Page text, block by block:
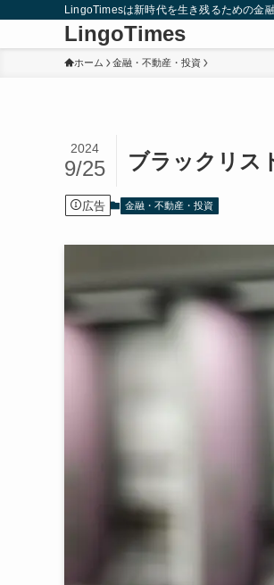
LingoTimesは新時代を生き残るための金
LingoTimes
ホーム 金融・不動産・投資
ブラックリス
2024
9/25
広告 金融・不動産・投資